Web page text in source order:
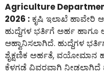
Agriculture
2026 : ಕೃಷಿ ಇಲಾಖೆ
ಹುದ್ದೆಗಳ ಭರ್ತಿಗೆ ಅರ್ಹ ಹಾಗೂ
ಆಹ್ವಾನಿಸಲಾಗಿದೆ. ಹುದ್ದೆಗಳ
ಶೈಕ್ಷಣಿಕ ಅರ್ಹತೆ, ವಯೋಮಾನ
ಕೆಳಗಡೆ ವಿವರವಾಗಿ ನೀಡಲಾಗಿದೆ